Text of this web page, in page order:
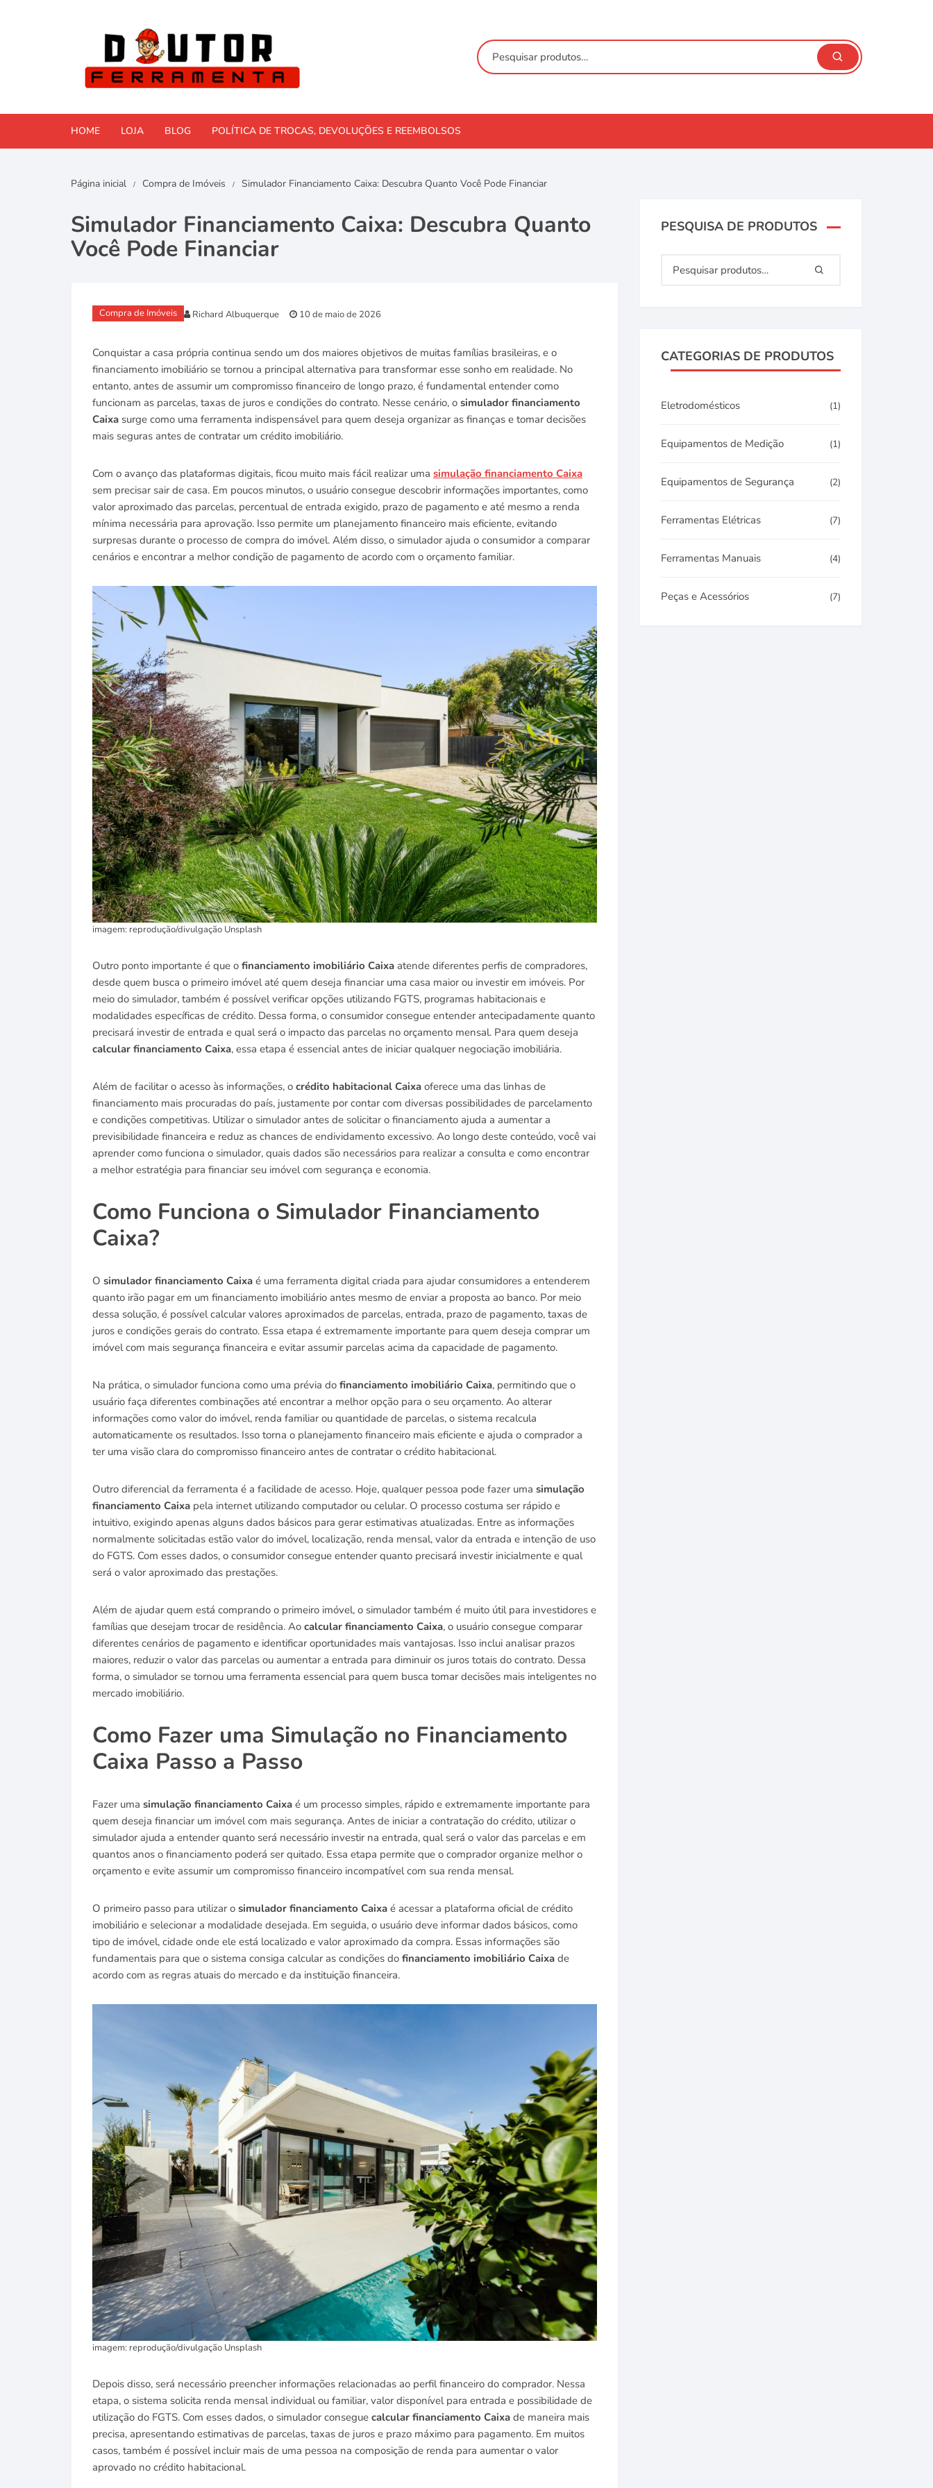
HOME LOJA BLOG
Ferramentas Elétricas
POLÍTICA DE TROCAS, DEVOLUÇÕES E REEMBOLSOS
Página inicial Compra de Imóveis Simulador Financiamento Caixa: Descubra Quanto Você Pode Financiar
Simulador Financiamento Caixa: Descubra Quanto
Você Pode Financiar
Compra de Imóveis Richard Albuquerque 10 de maio de 2026
Conquistar a casa própria continua sendo um dos maiores objetivos de muitas famílias brasileiras, e o
financiamento imobiliário se tornou a principal alternativa para transformar esse sonho em realidade. No
entanto, antes de assumir um compromisso financeiro de longo prazo, é fundamental entender como
funcionam as parcelas, taxas de juros e condições do contrato. Nesse cenário, o simulador financiamento
Caixa surge como uma ferramenta indispensável para quem deseja organizar as finanças e tomar decisões
mais seguras antes de contratar um crédito imobiliário.
Com o avanço das plataformas digitais, ficou muito mais fácil realizar uma simulação financiamento Caixa
sem precisar sair de casa. Em poucos minutos, o usuário consegue descobrir informações importantes, como
valor aproximado das parcelas, percentual de entrada exigido, prazo de pagamento e até mesmo a renda
mínima necessária para aprovação. Isso permite um planejamento financeiro mais eficiente, evitando
surpresas durante o processo de compra do imóvel. Além disso, o simulador ajuda o consumidor a comparar
cenários e encontrar a melhor condição de pagamento de acordo com o orçamento familiar.
imagem: reprodução/divulgação Unsplash
Outro ponto importante é que o financiamento imobiliário Caixa atende diferentes perfis de compradores,
desde quem busca o primeiro imóvel até quem deseja financiar uma casa maior ou investir em imóveis. Por
meio do simulador, também é possível verificar opções utilizando FGTS, programas habitacionais e
modalidades específicas de crédito. Dessa forma, o consumidor consegue entender antecipadamente quanto
precisará investir de entrada e qual será o impacto das parcelas no orçamento mensal. Para quem deseja
calcular financiamento Caixa, essa etapa é essencial antes de iniciar qualquer negociação imobiliária.
Além de facilitar o acesso às informações, o crédito habitacional Caixa oferece uma das linhas de
financiamento mais procuradas do país, justamente por contar com diversas possibilidades de parcelamento
e condições competitivas. Utilizar o simulador antes de solicitar o financiamento ajuda a aumentar a
previsibilidade financeira e reduz as chances de endividamento excessivo. Ao longo deste conteúdo, você vai
aprender como funciona o simulador, quais dados são necessários para realizar a consulta e como encontrar
a melhor estratégia para financiar seu imóvel com segurança e economia.
Como Funciona o Simulador Financiamento
Caixa?
O simulador financiamento Caixa é uma ferramenta digital criada para ajudar consumidores a entenderem
quanto irão pagar em um financiamento imobiliário antes mesmo de enviar a proposta ao banco. Por meio
dessa solução, é possível calcular valores aproximados de parcelas, entrada, prazo de pagamento, taxas de
juros e condições gerais do contrato. Essa etapa é extremamente importante para quem deseja comprar um
imóvel com mais segurança financeira e evitar assumir parcelas acima da capacidade de pagamento.
Na prática, o simulador funciona como uma prévia do financiamento imobiliário Caixa, permitindo que o
usuário faça diferentes combinações até encontrar a melhor opção para o seu orçamento. Ao alterar
informações como valor do imóvel, renda familiar ou quantidade de parcelas, o sistema recalcula
automaticamente os resultados. Isso torna o planejamento financeiro mais eficiente e ajuda o comprador a
ter uma visão clara do compromisso financeiro antes de contratar o crédito habitacional.
Outro diferencial da ferramenta é a facilidade de acesso. Hoje, qualquer pessoa pode fazer uma simulação
financiamento Caixa pela internet utilizando computador ou celular. O processo costuma ser rápido e
intuitivo, exigindo apenas alguns dados básicos para gerar estimativas atualizadas. Entre as informações
normalmente solicitadas estão valor do imóvel, localização, renda mensal, valor da entrada e intenção de uso
do FGTS. Com esses dados, o consumidor consegue entender quanto precisará investir inicialmente e qual
será o valor aproximado das prestações.
Além de ajudar quem está comprando o primeiro imóvel, o simulador também é muito útil para investidores e
famílias que desejam trocar de residência. Ao calcular financiamento Caixa, o usuário consegue comparar
diferentes cenários de pagamento e identificar oportunidades mais vantajosas. Isso inclui analisar prazos
maiores, reduzir o valor das parcelas ou aumentar a entrada para diminuir os juros totais do contrato. Dessa
forma, o simulador se tornou uma ferramenta essencial para quem busca tomar decisões mais inteligentes no
mercado imobiliário.
Como Fazer uma Simulação no Financiamento
Caixa Passo a Passo
Fazer uma simulação financiamento Caixa é um processo simples, rápido e extremamente importante para
quem deseja financiar um imóvel com mais segurança. Antes de iniciar a contratação do crédito, utilizar o
simulador ajuda a entender quanto será necessário investir na entrada, qual será o valor das parcelas e em
quantos anos o financiamento poderá ser quitado. Essa etapa permite que o comprador organize melhor o
orçamento e evite assumir um compromisso financeiro incompatível com sua renda mensal.
O primeiro passo para utilizar o simulador financiamento Caixa é acessar a plataforma oficial de crédito
imobiliário e selecionar a modalidade desejada. Em seguida, o usuário deve informar dados básicos, como
tipo de imóvel, cidade onde ele está localizado e valor aproximado da compra. Essas informações são
fundamentais para que o sistema consiga calcular as condições do financiamento imobiliário Caixa de
acordo com as regras atuais do mercado e da instituição financeira.
imagem: reprodução/divulgação Unsplash
Depois disso, será necessário preencher informações relacionadas ao perfil financeiro do comprador. Nessa
etapa, o sistema solicita renda mensal individual ou familiar, valor disponível para entrada e possibilidade de
utilização do FGTS. Com esses dados, o simulador consegue calcular financiamento Caixa de maneira mais
precisa, apresentando estimativas de parcelas, taxas de juros e prazo máximo para pagamento. Em muitos
casos, também é possível incluir mais de uma pessoa na composição de renda para aumentar o valor
aprovado no crédito habitacional.
PESQUISA DE PRODUTOS
CATEGORIAS DE PRODUTOS
Eletrodomésticos (1)
Equipamentos de Medição (1)
Equipamentos de Segurança (2)
Ferramentas Elétricas (7)
Ferramentas Manuais (4)
Peças e Acessórios (7)